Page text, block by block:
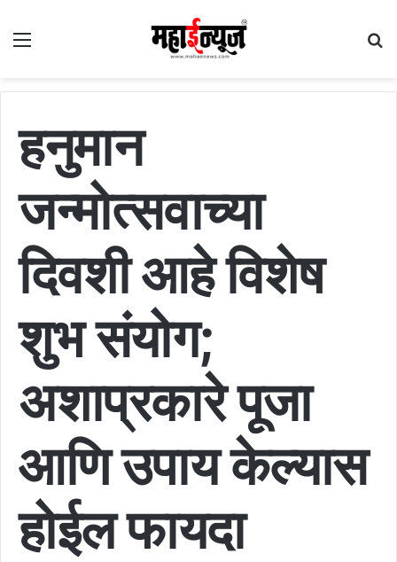
Menu
हनुमान
जन्मोत्सवाच्या
दिवशी आहे विशेष
शुभ संयोग;
अशाप्रकारे पूजा
आणि उपाय केल्यास
होईल फायदा